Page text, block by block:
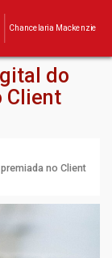
Chancelaria Mackenzie
do
Client
no Client